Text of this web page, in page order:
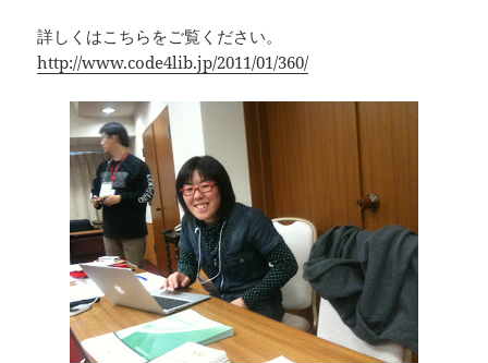
詳しくはこちらをご覧ください。
http://www.code4lib.jp/2011/01/360/